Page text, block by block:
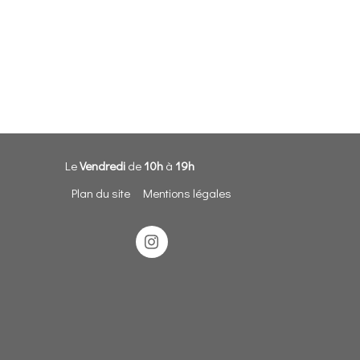
LeVendredi de 10h à 19h
Plan du site
Mentions légales